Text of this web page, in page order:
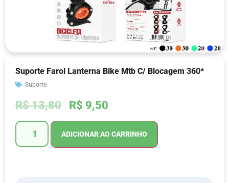
Suporte Farol Lanterna Bike Mtb C/ Blocagem 360*
Suporte
R$13,80 R$ 9,50
ADICIONAR AO CARRINHO